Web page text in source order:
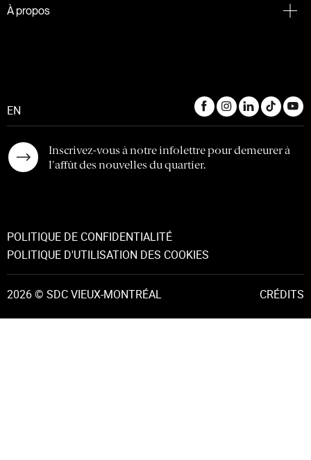
À propos
Inscrivez-vous à notre infolettre pour demeurer à
l'affût des nouvelles du quartier.
EN
POLITIQUE DE CONFIDENTIALITÉ
POLITIQUE D'UTILISATION DES COOKIES
2026 © SDC VIEUX-MONTRÉAL CRÉDITS